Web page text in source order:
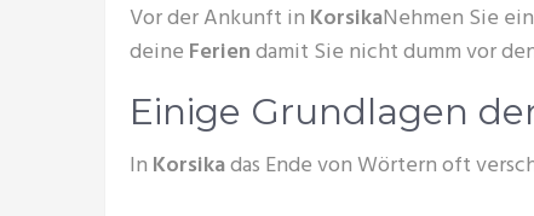
Vor der Ankunft in KorsikaNehmen Sie
deine Feriendamit Sie nicht dumm vor
Einige Grundlagen
In Korsikadas Ende von Wörtern oft